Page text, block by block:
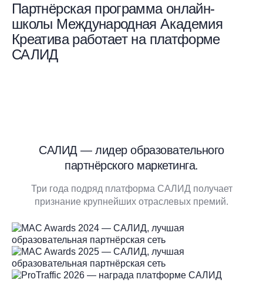
Партнёрская программа онлайн-
школы Международная Академия
Креатива работает на платформе
САЛИД
САЛИД — лидер образовательного
партнёрского маркетинга.
Три года подряд платформа САЛИД получает
признание крупнейших отраслевых премий.